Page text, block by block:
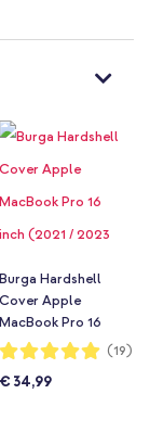
Burga Hardshell
Cover Apple
MacBook Pro 16
inch (2021 / 2023
2026 M5) -
Waardering:
100%
(19)
€ 34,99